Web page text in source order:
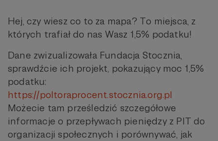
Hej, czy wiesz co to za mapa? To miejsca, z
których trafiał do nas Wasz 1,5% podatku!
Dane zwizualizowała Fundacja Stocznia,
sprawdźcie ich projekt, pokazujący moc 1,5%
podatku:
https://poltoraprocent.stocznia.org.pl
Możecie tam prześledzić szczegółowe
informacje o przepływach pieniędzy z PIT do
organizacji społecznych i porównywać, jak